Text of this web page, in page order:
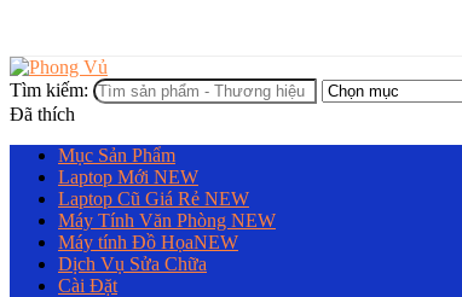
Tìm kiếm:
Đã thích
Mục Sản Phẩm
Laptop Mới NEW
Laptop Cũ Giá Rẻ NEW
Máy Tính Văn Phòng NEW
Máy tính Đồ HọaNEW
Dịch Vụ Sửa Chữa
Cài Đặt